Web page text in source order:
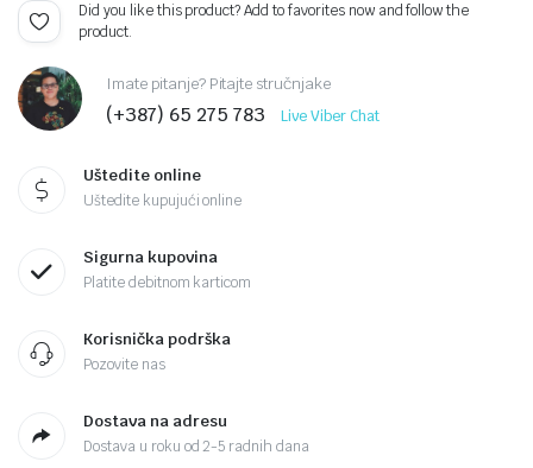
Did you like this product? Add to favorites now and follow the
product.
Imate pitanje? Pitajte stručnjake
(+387) 65 275 783 Live Viber Chat
Uštedite online
Uštedite kupujući online
Sigurna kupovina
Platite debitnom karticom
Korisnička podrška
Pozovite nas
Dostava na adresu
Dostava u roku od 2-5 radnih dana